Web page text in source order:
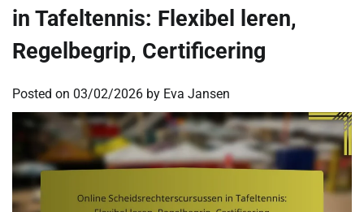
in Tafeltennis: Flexibel leren,
Regelbegrip, Certificering
Posted on 03/02/2026 by Eva Jansen